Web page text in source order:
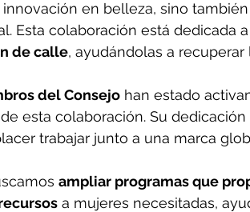
en belleza, sino
Esta colaboración está dedicada a
de calle, ayudándolas a recuperar
del Consejo han estado
esta colaboración. Su
trabajar junto a una marca
ampliar programas que
a mujeres necesitadas,